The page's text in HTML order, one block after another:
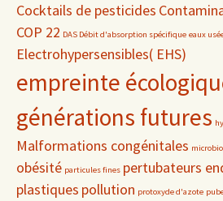
Cocktails de pesticides
COP 22 DAS Débit d'absorption spécifique eaux
Electrohypersensibles( EHS)
empreinte
générations futures
Malformations congénitales
obésité particules fines pertubateurs
plastiques pollution protoxyde d'azote